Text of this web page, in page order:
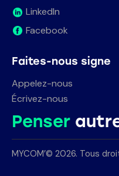
LinkedIn
Facebook
Faites-nous signe
Appelez-nous
Écrivez-nous
Penser
MYCOM’© 2026. Tous